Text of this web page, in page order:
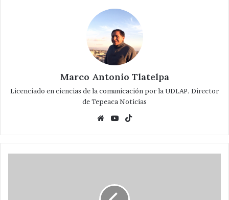
Marco Antonio Tlatelpa
Licenciado en ciencias de la comunicación por la UDLAP. Director
de Tepeaca Noticias
WebsiteYouTube